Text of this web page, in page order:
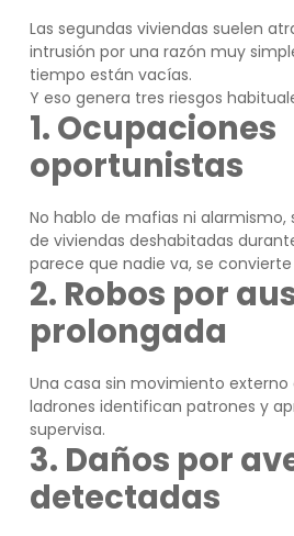
Las segundas viviendas suelen
intrusión por una razón muy
tiempo están vacías.
Y eso genera tres riesgos
1. Ocupaciones
oportunistas
No hablo de mafias ni alarmismo,
de viviendas deshabitadas
parece que nadie va, se
2. Robos por
prolongada
Una casa sin movimiento externo
ladrones identifican patrones y
supervisa.
3. Daños por
detectadas